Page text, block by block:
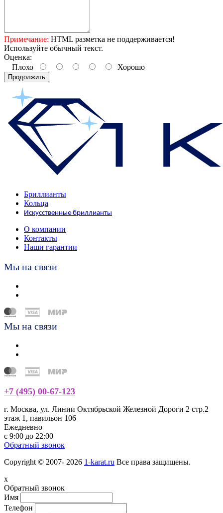
Примечание: HTML разметка не поддерживается!
Используйте обычный текст.
Оценка:
Плохо
Хорошо
Продолжить
Бриллианты
Кольца
Искусственные бриллианты
О компании
Контакты
Наши гарантии
Мы на связи
Мы на связи
+7 (495) 00-67-123
г. Москва, ул. Линии Октябрьской Железной Дороги 2 стр.2
этаж 1, павильон 106
Ежедневно
с 9:00 до 22:00
Обратный звонок
Copyright © 2007- 2026 1-karat.ru Все права защищены.
x
Обратный звонок
Имя
Телефон